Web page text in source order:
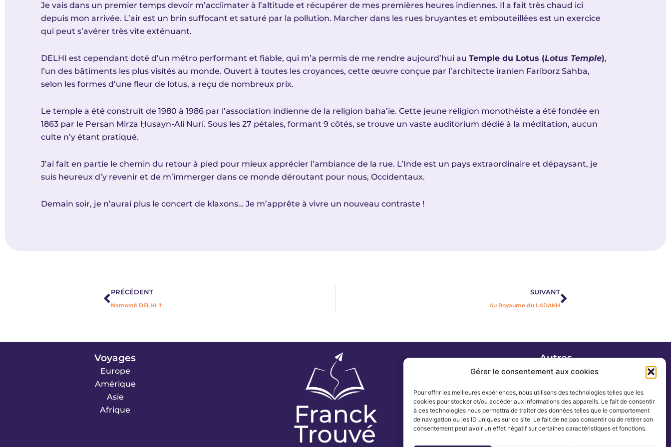
Gérer le consentement aux cookies
Pour offrir les meilleures expériences, nous utilisons des technologies telles que les
cookies pour stocker et/ou accéder aux informations des appareils. Le fait de consentir
à ces technologies nous permettra de traiter des données telles que le comportement
de navigation ou les ID uniques sur ce site. Le fait de ne pas consentir ou de retirer son
consentement peut avoir un effet négatif sur certaines caractéristiques et fonctions.
Je vais dans un premier temps devoir m’acclimater à l’altitude et récupérer de mes premières heures indiennes. Il a fait très chaud ici
depuis mon arrivée. L’air est un brin suffocant et saturé par la pollution. Marcher dans les rues bruyantes et embouteillées est un exercice
qui peut s’avérer très vite exténuant.
DELHI est cependant doté d’un métro performant et fiable, qui m’a permis de me rendre aujourd’hui au Temple du Lotus (Lotus Temple),
l’un des bâtiments les plus visités au monde. Ouvert à toutes les croyances, cette œuvre conçue par l’architecte iranien Fariborz Sahba,
selon les formes d’une fleur de lotus, a reçu de nombreux prix.
Le temple a été construit de 1980 à 1986 par l’association indienne de la religion baha’ie. Cette jeune religion monothéiste a été fondée en
1863 par le Persan Mirza Ḥusayn-Ali Nuri. Sous les 27 pétales, formant 9 côtés, se trouve un vaste auditorium dédié à la méditation, aucun
culte n’y étant pratiqué.
J’ai fait en partie le chemin du retour à pied pour mieux apprécier l’ambiance de la rue. L’Inde est un pays extraordinaire et dépaysant, je
suis heureux d’y revenir et de m’immerger dans ce monde déroutant pour nous, Occidentaux.
Demain soir, je n’aurai plus le concert de klaxons… Je m’apprête à vivre un nouveau contraste !
Précédent
PRÉCÉDENT
Namasté DELHI !!
SUIVANT
Au Royaume du LADAKH
Suivant
Voyages
Europe
Amérique
Asie
Afrique
Autres
Actualités
Romans
Contact